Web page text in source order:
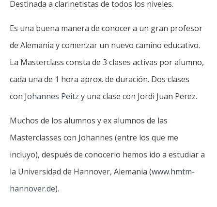
Destinada a clarinetistas de todos los niveles.
Es una buena manera de conocer a un gran profesor
de Alemania y comenzar un nuevo camino educativo.
La Masterclass consta de 3 clases activas por alumno,
cada una de 1 hora aprox. de duración. Dos clases
con Johannes Peitz y una clase con Jordi Juan Perez.
Muchos de los alumnos y ex alumnos de las
Masterclasses con Johannes (entre los que me
incluyo), después de conocerlo hemos ido a estudiar a
la Universidad de Hannover, Alemania (www.hmtm-
hannover.de).